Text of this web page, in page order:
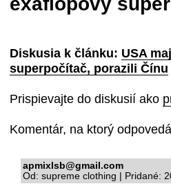
Diskusia k článku: USA
superpočítač, porazili Čínu
Prispievajte do diskusií ako
Komentár, na ktorý
apmixlsb@gmail.com
Od: supreme clothing | Pridané: